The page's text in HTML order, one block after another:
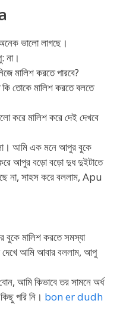
ভালো লাগছে।
না।
মালিশ করতে পারবে?
তোকে মালিশ করতে বলতে
করে মালিশ করে দেই দেখবে
আমি এক মনে আপুর বুকে
করে আপুর বড়ো বড়ো দুধ দুইটাতে
না, সাহস করে বললাম, Apu
মালিশ করতে সমস্যা
আমি আবার বললাম, আপু
আমি কিভাবে তর সামনে অর্ধ
পরি নি। bon er dudh